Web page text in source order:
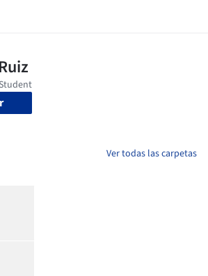
Ver todas las carpetas